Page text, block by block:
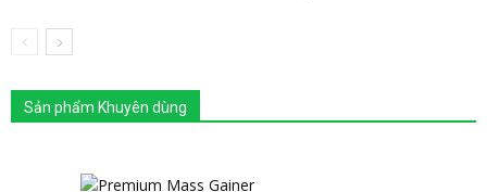
Sản phẩm Khuyên dùng